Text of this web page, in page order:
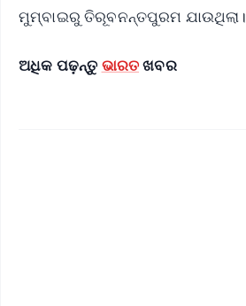
ମୁମ୍ବାଇରୁ ତିରୂବନନ୍ତପୁରମ ଯାଉଥିଲା।
ଅଧିକ ପଢ଼ନ୍ତୁ ଭାରତଖବର